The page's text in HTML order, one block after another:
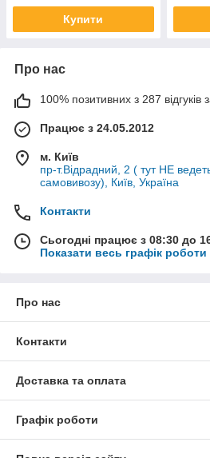
Купити
Про нас
100% позитивних з 287 відгуків
Працює з 24.05.2012
м. Київ
пр-т.Відрадний, 2 ( тут НЕ
самовивозу), Київ, Україна
Контакти
Сьогодні працює з 08:30 до
Показати весь графік роботи
Про нас
Контакти
Доставка та оплата
Графік роботи